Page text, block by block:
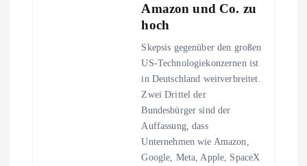
Amazon und Co. zu
hoch
Skepsis gegenüber den großen
US-Technologiekonzernen ist
in Deutschland weitverbreitet.
Zwei Drittel der
Bundesbürger sind der
Auffassung, dass
Unternehmen wie Amazon,
Google, Meta, Apple, SpaceX